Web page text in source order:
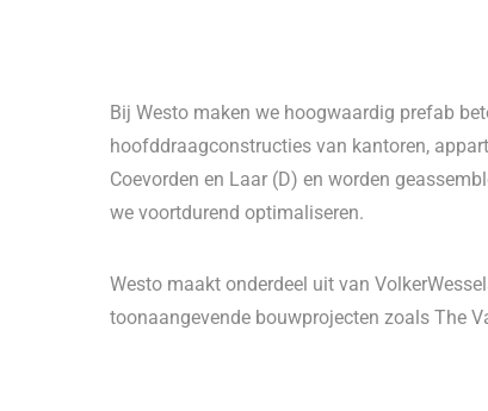
Bij Westo maken we hoogwaardig prefab
hoofddraagconstructies van kantoren,
Coevorden en Laar (D) en worden
we voortdurend optimaliseren.
Westo maakt onderdeel uit van
toonaangevende bouwprojecten zoals The